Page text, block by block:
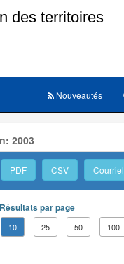
Nouveautés
2003
PDF CSV Courriel
Résultats par page
10 25 50 100